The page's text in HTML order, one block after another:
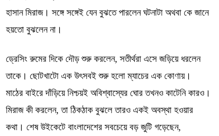
হাসান মিরাজ। সঙ্গে সঙ্গেই যেন বুঝতে পারলেন ঘটনাটা অথবা কে জানে
হয়তো বুঝলেন না।
ড্রেসিং রুমের দিকে দৌড় শুরু করলেন, সতীর্থরা এসে জড়িয়ে ধরলেন
তাকে। ছোটখাটো এক উৎসবই শুরু হলো ম্যাচের এক কোণায়।
মাঠের বাইরে দাঁড়িয়ে নিশ্চয়ই অবিশ্বাস্যের ঘোর তখনও কাটেনি কারও।
মিরাজ কী করলেন, তা ঠিকঠাক বুঝলে তারও একই অবস্থা হওয়ার
কথা। শেষ উইকেটে বাংলাদেশের সবচেয়ে বড় জুটি গড়েছেন,